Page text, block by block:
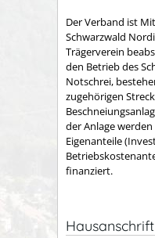
Der Verband ist
Schwarzwald
Trägerverein
den Betrieb des
Notschrei,
zugehörigen
der Anlage
Eigenanteile
finanziert.
Hausanschrift